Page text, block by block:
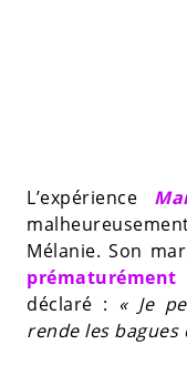
L’expérience
Mélanie. Son
prématurément
déclaré : « Je
rende les bagues